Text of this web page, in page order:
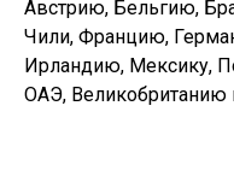
Австрию, Бельгию,
Чили, Францию,
Ирландию, Мексику,
ОАЭ,